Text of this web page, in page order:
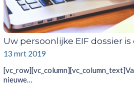
Uw persoonlijke EIF dossier is
13 mrt 2019
nieuwe…